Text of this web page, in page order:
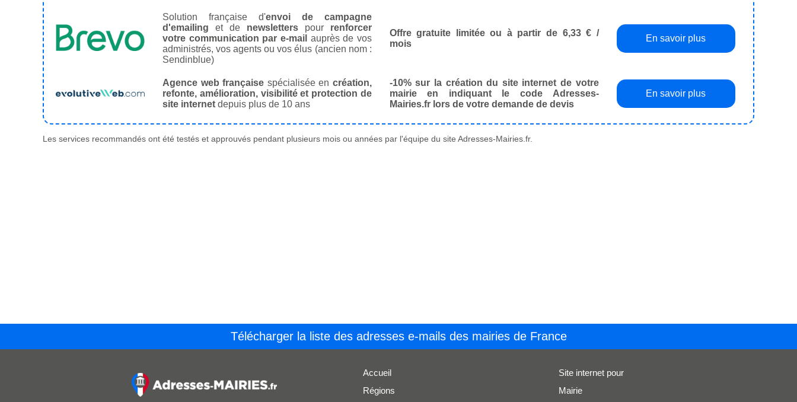
Solution française d'envoi de campagne
d'emailing et de newsletterspour renforcer
votre communication par e-mail auprès de vos
administrés, vos agents ou vos élus (ancien nom :
Sendinblue)
Offre gratuite limitée ou à partir de 6,33 € /
mois
En savoir plus
Agence web française spécialisée en création,
refonte, amélioration, visibilité et protection de
site internet depuis plus de 10 ans
-10% sur la création du site internet de votre
mairie en indiquant le code Adresses-
Mairies.fr lors de votre demande de devis
En savoir plus
Les services recommandés ont été testés et approuvés pendant plusieurs mois ou années par l'équipe du site Adresses-Mairies.fr.
Télécharger la liste des adresses e-mails des mairies de France
Accueil
Régions
Site internet pour
Mairie